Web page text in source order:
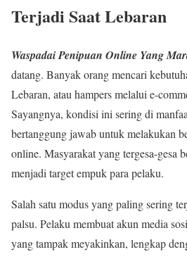
Terjadi Saat Lebaran
Waspadai Penipuan Online Yang
datang. Banyak orang mencari
Lebaran, atau hampers melalui e-
Sayangnya, kondisi ini sering di
bertanggung jawab untuk melakukan
online. Masyarakat yang tergesa-gesa
menjadi target empuk para pelaku.
Salah satu modus yang paling sering
palsu. Pelaku membuat akun media
yang tampak meyakinkan, lengkap